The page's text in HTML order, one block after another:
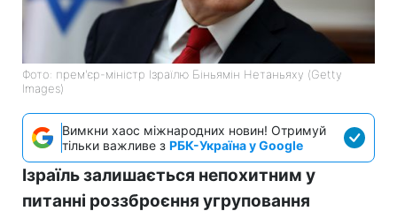
Фото: прем'єр-міністр Ізраїлю Біньямін Нетаньяху (Getty
Images)
Вимкни хаос міжнародних новин! Отримуй
тільки важливе з РБК-Україна у Google
Ізраїль залишається непохитним у
питанні роззброєння угруповання